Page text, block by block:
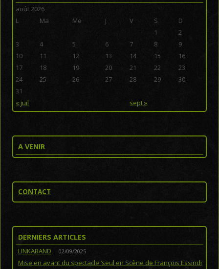
août 2026
L
Ma Me J V S D
« juil sept »
1
2
3
4 5 6 7 8
9
10
11 12 13 14 15
16
17
18 19 20 21 22
23
24
25 26 27 28 29
30
31
A VENIR
CONTACT
DERNIERS ARTICLES
LINKABAND 02/09/2025
Mise en avant du spectacle ‘seul en Scène de François Essindi